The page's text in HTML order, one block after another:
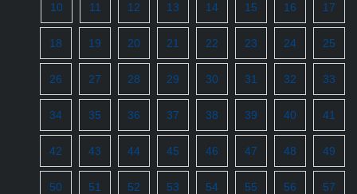
10 11 12 13 14 15 16 17
18 19 20 21 22 23 24 25
26 27 28 29 30 31 32 33
34 35 36 37 38 39 40 41
42 43 44 45 46 47 48 49
50 51 52 53 54 55 56 57